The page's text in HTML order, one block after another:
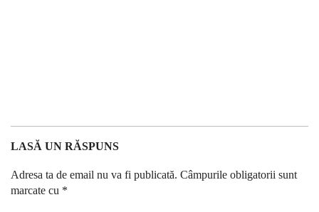
LASĂ UN RĂSPUNS
Adresa ta de email nu va fi publicată. Câmpurile obligatorii sunt
marcate cu *